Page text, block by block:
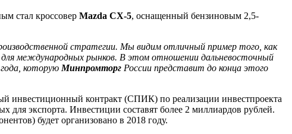
стал кроссовер Mazda СХ-5, оснащенный бензиновым 2,5-
стратегии. Мы видим отличный пример того, как
для международных рынков. В этом отношении дальневосточный
которую Минпромторг России представит до конца этого
инвестиционный контракт (СПИК) по реализации инвестпроекта
экспорта. Инвестиции составят более 2 миллиардов рублей.
будет организовано в 2018 году.